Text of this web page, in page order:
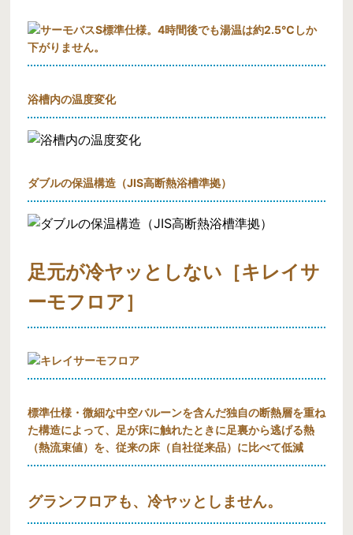
標準仕様。4時間後でも湯温は約2.5℃しか
下がりません。
浴槽内の温度変化
ダブルの保温構造（JIS高断熱浴槽準拠）
足元が冷ヤッとしない［キレイサ
ーモフロア］
標準仕様・微細な中空バルーンを含んだ独自の断熱層を重ね
た構造によって、足が床に触れたときに足裏から逃げる熱
（熱流束値）を、従来の床（自社従来品）に比べて低減
グランフロアも、冷ヤッとしません。